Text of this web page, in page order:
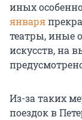
иных
января
театры, иные
искусств, на
Из-за таких
поездок в